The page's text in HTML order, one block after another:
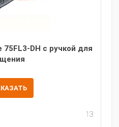
DH с ручкой для
13